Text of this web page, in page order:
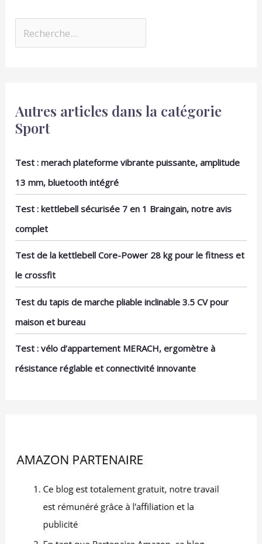
Autres articles dans la catégorie
Sport
Test : merach plateforme vibrante puissante, amplitude
13 mm, bluetooth intégré
Test : kettlebell sécurisée 7 en 1 Braingain, notre avis
complet
Test de la kettlebell Core-Power 28 kg pour le fitness et
le crossfit
Test du tapis de marche pliable inclinable 3.5 CV pour
maison et bureau
Test : vélo d’appartement MERACH, ergomètre à
résistance réglable et connectivité innovante